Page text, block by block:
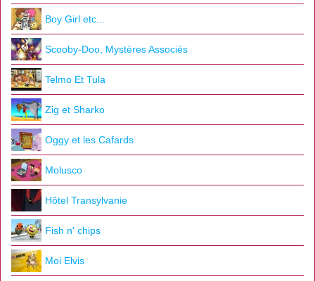
Boy Girl etc...
Scooby-Doo, Mystères Associés
Telmo Et Tula
Zig et Sharko
Oggy et les Cafards
Molusco
Hôtel Transylvanie
Fish n' chips
Moi Elvis